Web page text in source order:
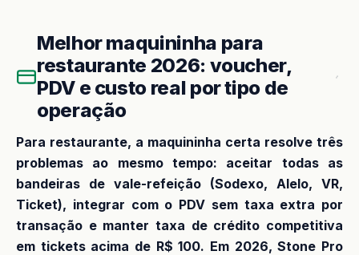
Melhor maquininha para
restaurante 2026: voucher,
PDV e custo real por tipo de
operação
Para restaurante, a maquininha certa resolve três
problemas ao mesmo tempo: aceitar todas as
bandeiras de vale-refeição (Sodexo, Alelo, VR,
Ticket), integrar com o PDV sem taxa extra por
transação e manter taxa de crédito competitiva
em tickets acima de R$ 100. Em 2026, Stone Pro